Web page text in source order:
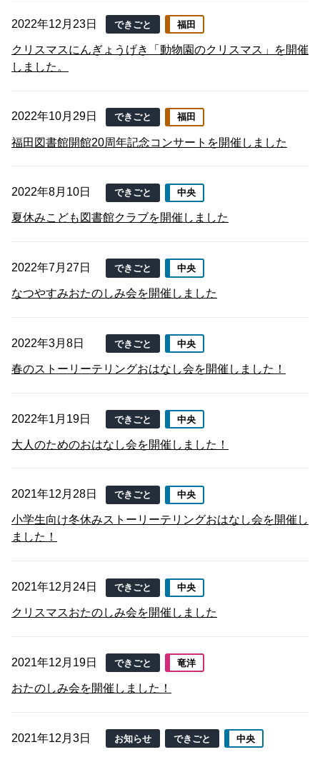
2022年12月23日 できごと 福田
クリスマスにんぎょうげき「動物園のクリスマス」を開催
しました。
2022年10月29日 できごと 福田
福田図書館開館20周年記念コンサートを開催しました
2022年8月10日 できごと 中央
夏休みこども図書館クラブを開催しました
2022年7月27日 できごと 中央
なつやすみおたのしみ会を開催しました
2022年3月8日 できごと 中央
春のストーリーテリングおはなし会を開催しました！
2022年1月19日 できごと 中央
大人のためのおはなし会を開催しました！
2021年12月28日 できごと 中央
小学生向け冬休みストーリーテリングおはなし会を開催し
ました！
2021年12月24日 できごと 中央
クリスマスおたのしみ会を開催しました
2021年12月19日 できごと 竜洋
おたのしみ会を開催しました！
2021年12月3日 お知らせ できごと 中央